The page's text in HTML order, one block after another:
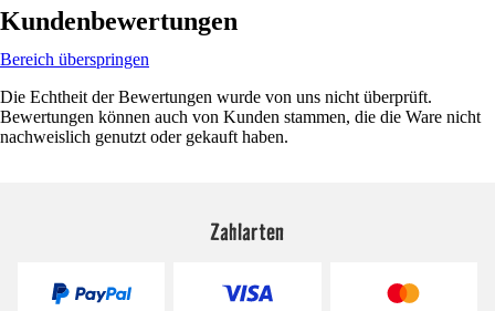
Kundenbewertungen
Bereich überspringen
Die Echtheit der Bewertungen wurde von uns nicht überprüft.
Bewertungen können auch von Kunden stammen, die die Ware nicht
nachweislich genutzt oder gekauft haben.
Zahlarten